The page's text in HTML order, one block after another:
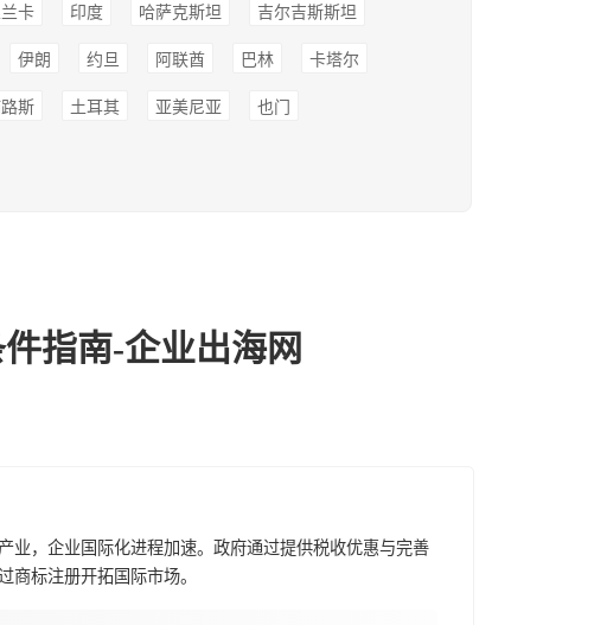
卡 印度 哈萨克斯坦 吉尔吉斯斯坦
伊朗 约旦 阿联酋 巴林 卡塔尔
斯 土耳其 亚美尼亚 也门
指南-企业出海网
业，企业国际化进程加速。政府通过提供税收优惠与完善
商标注册开拓国际市场。